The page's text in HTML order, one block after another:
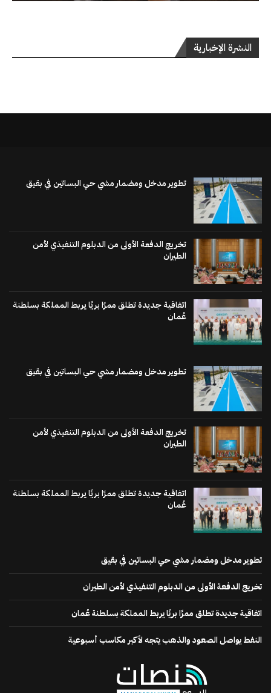
النشرة الإخبارية
تطوير مدخل ومضمار مشي حي البساتين في بقيق
تخريج الدفعة الأولى من الدبلوم التنفيذي لأمن
الطيران
اتفاقية جديدة تطلق ممرًا بريًا يربط المملكة بسلطنة
عُمان
تطوير مدخل ومضمار مشي حي البساتين في بقيق
تخريج الدفعة الأولى من الدبلوم التنفيذي لأمن
الطيران
اتفاقية جديدة تطلق ممرًا بريًا يربط المملكة بسلطنة
عُمان
تطوير مدخل ومضمار مشي حي البساتين في بقيق
تخريج الدفعة الأولى من الدبلوم التنفيذي لأمن الطيران
اتفاقية جديدة تطلق ممرًا بريًا يربط المملكة بسلطنة عُمان
النفط يواصل الصعود والذهب يتجه لأكبر مكاسب أسبوعية